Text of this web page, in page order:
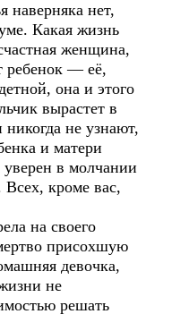
наверняка нет,
Какая жизнь
женщина,
ребенок — её,
она и этого
вырастет в
не узнают,
и матери
в молчании
Всех, кроме вас,
на своего
присохшую
девочка,
не
решать